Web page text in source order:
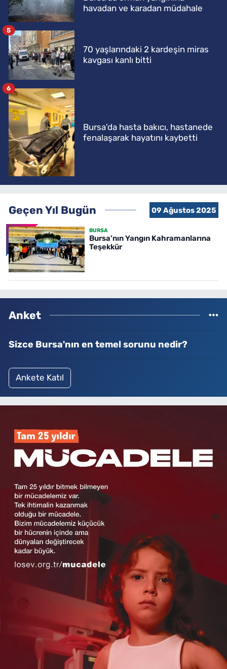
havadan ve karadan müdahale
70 yaşlarındaki 2 kardeşin miras
kavgası kanlı bitti
5
Bursa'da hasta bakıcı, hastanede
fenalaşarak hayatını kaybetti
6
Geçen Yıl Bugün 09 Ağustos 2025
BURSA
Bursa’nın Yangın Kahramanlarına
Teşekkür
Anket
Sizce Bursa'nın en temel sorunu nedir?
Ankete Katıl